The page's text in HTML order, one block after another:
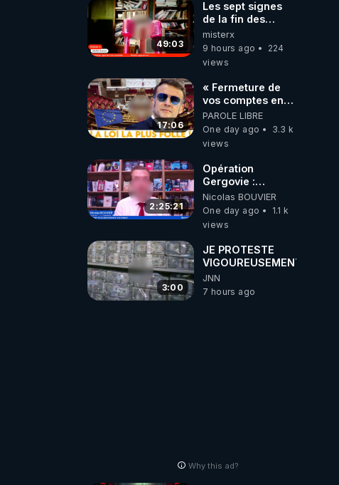
49:03
Les sept signes
de la fin des
temps selon
l’intervenant
misterx
9 hours ago
224
views
17:06
« Fermeture de
vos comptes en
banque ! » :
Macron impose
une loi folle !
PAROLE LIBRE
One day ago
3.3 k
views
2:25:21
Opération
Gergovie :
‪@38resistancegauloise‬
‪@MarionSigautOfficiel‬
‪@gladysriifard5710‬
Nicolas BOUVIER
One day ago
1.1 k
views
3:00
JE PROTESTE
VIGOUREUSEMENT
JNN
7 hours ago
Why this ad?